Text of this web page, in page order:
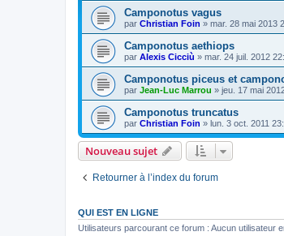
Camponotus vagus
par Christian Foin » mar. 28 mai 2013
Camponotus aethiops
par Alexis Cicciù » mar. 24 juil. 2012
Camponotus piceus et
par Jean-Luc Marrou » jeu. 17 mai
Camponotus truncatus
par Christian Foin » lun. 3 oct. 2011
Nouveau sujet
Retourner à l’index du forum
QUI EST EN LIGNE
Utilisateurs parcourant ce forum : Aucun utilisateur